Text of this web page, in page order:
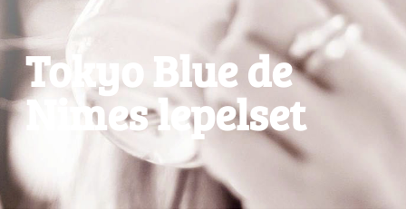
Tokyo Blue de
Nimes lepelset